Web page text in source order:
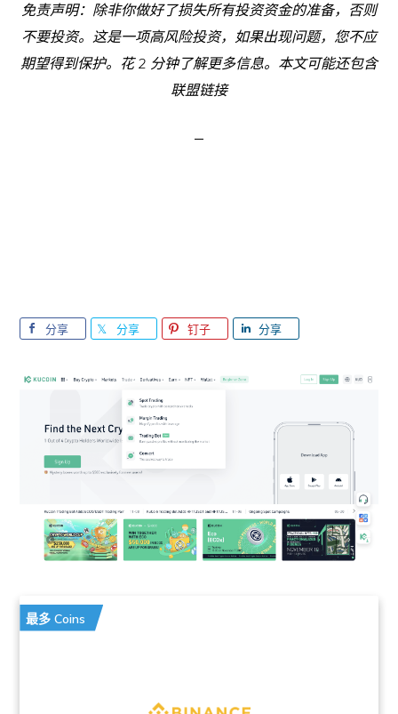
免责声明：除非你做好了损失所有投资资金的准备，否则
不要投资。这是一项高风险投资，如果出现问题，您不应
期望得到保护。花 2 分钟了解更多信息。本文可能还包含
联盟链接
分享 分享 钉子 分享
最多 Coins